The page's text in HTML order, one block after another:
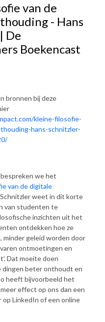
van de
- Hans
De
Boekencast
bronnen bij deze
kleine-filosofie-
hans-schnitzler-
we het
van de digitale
Schnitzler weet in dit korte
van studenten te
inzichten uit het
ontdekken hoe ze
minder geleid worden door
ontmoetingen en
Dat moeite doen
dingen beter onthoudt en
heeft bijvoorbeeld het
effect op ons dan een
op LinkedIn of een online